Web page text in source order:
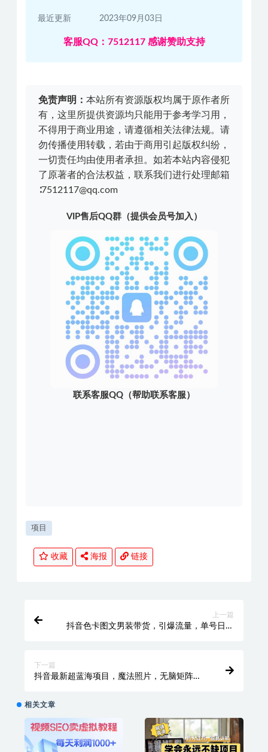
最近更新 2023年09月03日
客服QQ：7512117 感谢赞助支持
免责声明： 本站所有资源版权均属于原作者所
有，这里所提供资源均只能用于参考学习用，
不得用于商业用途，请遵循相关法律法规。请
勿传播使用转载，若由于商用引起版权纠纷，
一切责任均由使用者承担。如若本站内容侵犯
了原著者的合法权益，联系我们进行处理邮箱
∶7512117@qq.com
VIP售后QQ群（提供会员号加入）
联系客服QQ（帮助联系客服）
海报 链接
下一篇
抖音最新超蓝海项目，魔法照片，无脑矩阵操